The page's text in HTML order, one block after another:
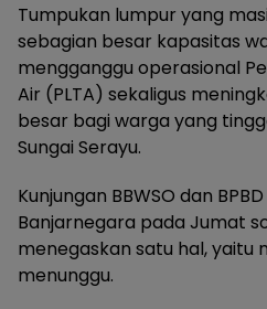
Tumpukan lumpur yang
sebagian besar kapasitas
mengganggu operasional
Air (PLTA) sekaligus
besar bagi warga yang
Sungai Serayu.
Kunjungan BBWSO dan
Banjarnegara pada Jumat
menegaskan satu hal, yaitu
menunggu.